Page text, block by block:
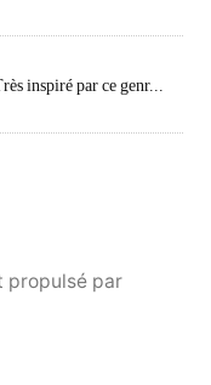
inspiré par ce genr...
propulsé par